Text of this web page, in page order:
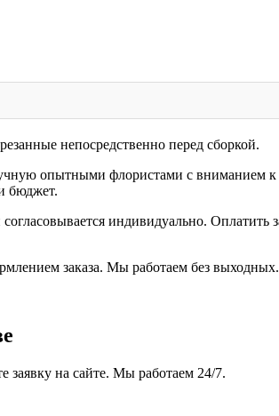
непосредственно перед сборкой.
опытными флористами с вниманием
бюджет.
индивидуально.
заказа. Мы работаем без выходных.
на сайте. Мы работаем 24/7.